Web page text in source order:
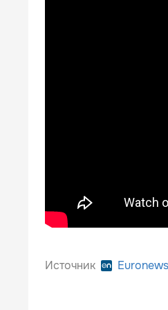
Источник Euronews